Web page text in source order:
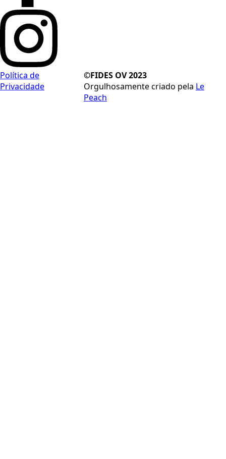
Política de
Privacidade
©FIDES OV 2023
Orgulhosamente criado pela Le
Peach